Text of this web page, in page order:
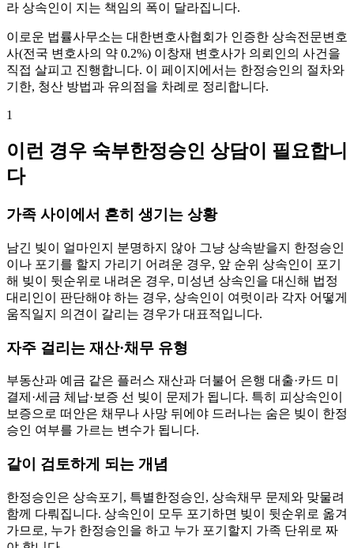
라 상속인이 지는 책임의 폭이 달라집니다.
이로운 법률사무소는 대한변호사협회가 인증한 상속전문변호
사(전국 변호사의 약 0.2%) 이창재 변호사가 의뢰인의 사건을
직접 살피고 진행합니다. 이 페이지에서는 한정승인의 절차와
기한, 청산 방법과 유의점을 차례로 정리합니다.
1
이런 경우 숙부한정승인 상담이 필요합니
다
가족 사이에서 흔히 생기는 상황
남긴 빚이 얼마인지 분명하지 않아 그냥 상속받을지 한정승인
이나 포기를 할지 가리기 어려운 경우, 앞 순위 상속인이 포기
해 빚이 뒷순위로 내려온 경우, 미성년 상속인을 대신해 법정
대리인이 판단해야 하는 경우, 상속인이 여럿이라 각자 어떻게
움직일지 의견이 갈리는 경우가 대표적입니다.
자주 걸리는 재산·채무 유형
부동산과 예금 같은 플러스 재산과 더불어 은행 대출·카드 미
결제·세금 체납·보증 선 빚이 문제가 됩니다. 특히 피상속인이
보증으로 떠안은 채무나 사망 뒤에야 드러나는 숨은 빚이 한정
승인 여부를 가르는 변수가 됩니다.
같이 검토하게 되는 개념
한정승인은 상속포기, 특별한정승인, 상속채무 문제와 맞물려
함께 다뤄집니다. 상속인이 모두 포기하면 빚이 뒷순위로 옮겨
가므로, 누가 한정승인을 하고 누가 포기할지 가족 단위로 짜